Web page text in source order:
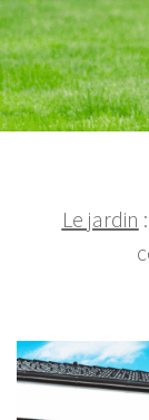
Le jardin